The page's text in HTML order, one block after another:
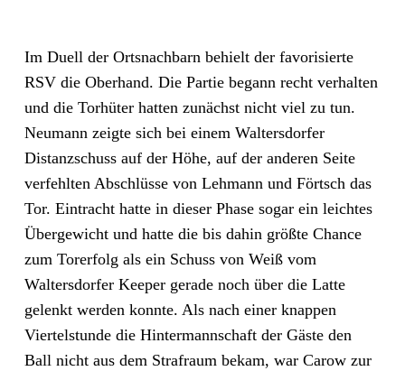
Im Duell der Ortsnachbarn behielt der favorisierte
RSV die Oberhand. Die Partie begann recht verhalten
und die Torhüter hatten zunächst nicht viel zu tun.
Neumann zeigte sich bei einem Waltersdorfer
Distanzschuss auf der Höhe, auf der anderen Seite
verfehlten Abschlüsse von Lehmann und Förtsch das
Tor. Eintracht hatte in dieser Phase sogar ein leichtes
Übergewicht und hatte die bis dahin größte Chance
zum Torerfolg als ein Schuss von Weiß vom
Waltersdorfer Keeper gerade noch über die Latte
gelenkt werden konnte. Als nach einer knappen
Viertelstunde die Hintermannschaft der Gäste den
Ball nicht aus dem Strafraum bekam, war Carow zur